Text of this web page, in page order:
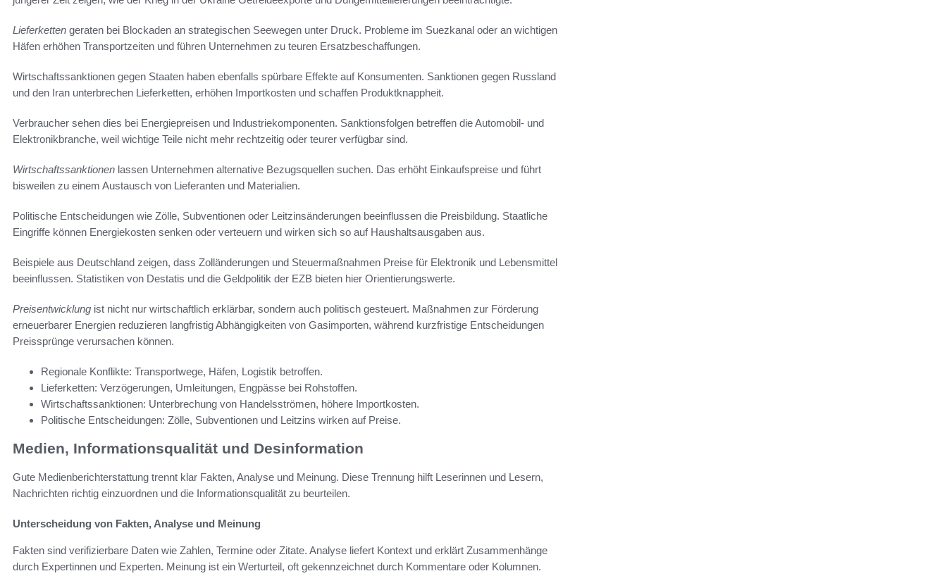
Lieferketten geraten bei Blockaden an strategischen Seewegen unter Druck. Probleme im Suezkanal oder an wichtigen
Häfen erhöhen Transportzeiten und führen Unternehmen zu teuren Ersatzbeschaffungen.
Wirtschaftssanktionen gegen Staaten haben ebenfalls spürbare Effekte auf Konsumenten. Sanktionen gegen Russland
und den Iran unterbrechen Lieferketten, erhöhen Importkosten und schaffen Produktknappheit.
Verbraucher sehen dies bei Energiepreisen und Industriekomponenten. Sanktionsfolgen betreffen die Automobil- und
Elektronikbranche, weil wichtige Teile nicht mehr rechtzeitig oder teurer verfügbar sind.
Wirtschaftssanktionen lassen Unternehmen alternative Bezugsquellen suchen. Das erhöht Einkaufspreise und führt
bisweilen zu einem Austausch von Lieferanten und Materialien.
Politische Entscheidungen wie Zölle, Subventionen oder Leitzinsänderungen beeinflussen die Preisbildung. Staatliche
Eingriffe können Energiekosten senken oder verteuern und wirken sich so auf Haushaltsausgaben aus.
Beispiele aus Deutschland zeigen, dass Zolländerungen und Steuermaßnahmen Preise für Elektronik und Lebensmittel
beeinflussen. Statistiken von Destatis und die Geldpolitik der EZB bieten hier Orientierungswerte.
Preisentwicklung ist nicht nur wirtschaftlich erklärbar, sondern auch politisch gesteuert. Maßnahmen zur Förderung
erneuerbarer Energien reduzieren langfristig Abhängigkeiten von Gasimporten, während kurzfristige Entscheidungen
Preissprünge verursachen können.
Regionale Konflikte: Transportwege, Häfen, Logistik betroffen.
Lieferketten: Verzögerungen, Umleitungen, Engpässe bei Rohstoffen.
Wirtschaftssanktionen: Unterbrechung von Handelsströmen, höhere Importkosten.
Politische Entscheidungen: Zölle, Subventionen und Leitzins wirken auf Preise.
Medien, Informationsqualität und Desinformation
Gute Medienberichterstattung trennt klar Fakten, Analyse und Meinung. Diese Trennung hilft Leserinnen und Lesern,
Nachrichten richtig einzuordnen und die Informationsqualität zu beurteilen.
Unterscheidung von Fakten, Analyse und Meinung
Fakten sind verifizierbare Daten wie Zahlen, Termine oder Zitate. Analyse liefert Kontext und erklärt Zusammenhänge
durch Expertinnen und Experten. Meinung ist ein Werturteil, oft gekennzeichnet durch Kommentare oder Kolumnen.